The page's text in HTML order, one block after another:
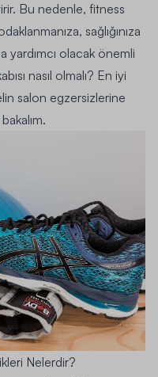
Bu nedenle, fitness
sağlığınıza
yardımcı olacak önemli
nasıl olmalı? En iyi
salon egzersizlerine
Nelerdir?